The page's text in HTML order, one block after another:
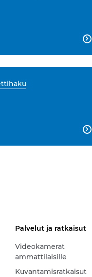


Palvelut ja ratkaisut
Videokamerat
ammattilaisille
Kuvantamisratkaisut